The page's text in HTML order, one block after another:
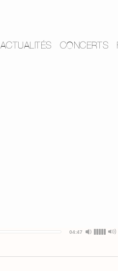
ACTUALITÉS CONCERTS
04:47